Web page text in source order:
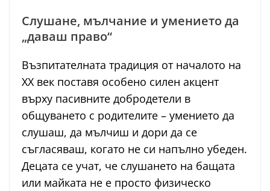
Слушане, мълчание и умението да
„даваш право“
Възпитателната традиция от началото на
XX век поставя особено силен акцент
върху пасивните добродетели в
общуването с родителите – умението да
слушаш, да мълчиш и дори да се
съгласяваш, когато не си напълно убеден.
Децата се учат, че слушането на бащата
или майката не е просто физическо